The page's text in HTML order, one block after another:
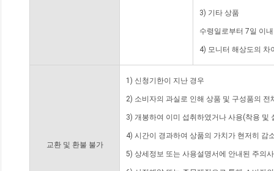
3) 기타 상품
수령일로부터 7일 이
4) 모니터 해상도의 차
교환 및 환불 불가
1) 신청기한이 지난 경우
2) 소비자의 과실로 인해 상품 및 구성품의
3) 개봉하여 이미 섭취하였거나 사용(착용 및
4) 시간이 경과하여 상품의 가치가 현저히 감
5) 상세정보 또는 사용설명서에 안내된 주의